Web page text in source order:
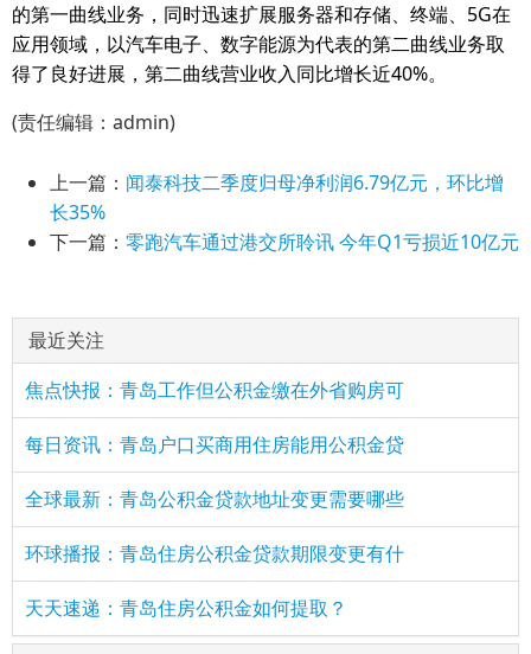
的第一曲线业务，同时迅速扩展服务器和存储、终端、5G在
应用领域，以汽车电子、数字能源为代表的第二曲线业务取
得了良好进展，第二曲线营业收入同比增长近40%。
(责任编辑：admin)
上一篇： 闻泰科技二季度归母净利润6.79亿元，环比增
长35%
下一篇： 零跑汽车通过港交所聆讯 今年Q1亏损近10亿元
最近关注
焦点快报：青岛工作但公积金缴在外省购房可
每日资讯：青岛户口买商用住房能用公积金贷
全球最新：青岛公积金贷款地址变更需要哪些
环球播报：青岛住房公积金贷款期限变更有什
天天速递：青岛住房公积金如何提取？